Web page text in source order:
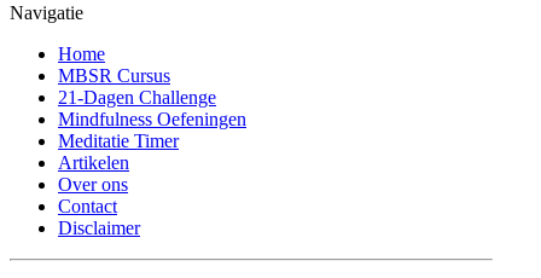
Navigatie
Home
MBSR Cursus
21-Dagen Challenge
Mindfulness Oefeningen
Meditatie Timer
Artikelen
Over ons
Contact
Disclaimer